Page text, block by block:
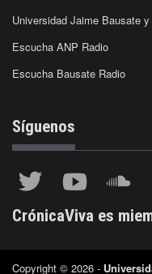
Universidad Jaime Bausate
Escucha ANP Radio
Escucha Bausate Radio
Síguenos
CrónicaViva es
Copyright © 2026 -